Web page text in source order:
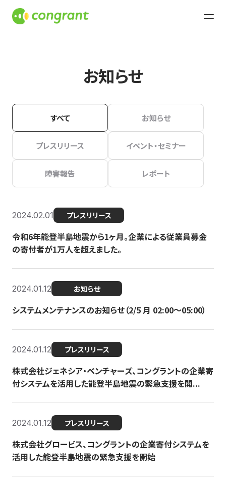
お知らせ
すべて お知らせ
プレスリリース イベント・セミナー
障害報告 レポート
2024.02.01 プレスリリース
令和6年能登半島地震から1ヶ月。企業による従業員募金
の寄付者が1万人を超えました。
2024.01.12 お知らせ
システムメンテナンスのお知らせ（2/5 月 02:00〜05:00）
2024.01.12 プレスリリース
株式会社ジェネシア・ベンチャーズ、コングラントの企業寄
付システムを活用した能登半島地震の緊急支援を開...
2024.01.12 プレスリリース
株式会社グロービス、コングラントの企業寄付システムを
活用した能登半島地震の緊急支援を開始